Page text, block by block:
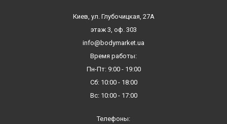
Киев, ул. Глубочицкая, 27А
этаж 3, оф. 303
info@bodymarket.ua
Время работы:
Пн-Пт: 9:00 - 19:00
Сб: 10:00 - 18:00
Вс: 10:00 - 17:00
Телефоны: